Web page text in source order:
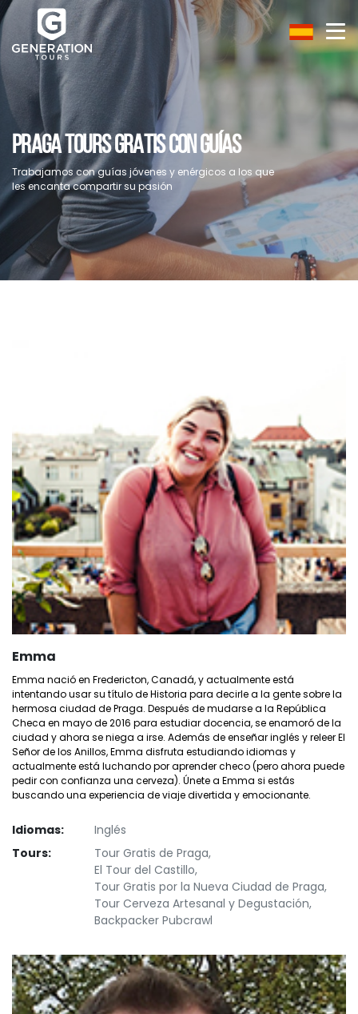
PRAGA TOURS GRATIS CON GUÍAS
Trabajamos con guías jóvenes y enérgicos a los que
les encanta compartir su pasión
Emma
Emma nació en Fredericton, Canadá, y actualmente está
intentando usar su título de Historia para decirle a la gente sobre la
hermosa ciudad de Praga. Después de mudarse a la República
Checa en mayo de 2016 para estudiar docencia, se enamoró de la
ciudad y ahora se niega a irse. Además de enseñar inglés y releer El
Señor de los Anillos, Emma disfruta estudiando idiomas y
actualmente está luchando por aprender checo (pero ahora puede
pedir con confianza una cerveza). Únete a Emma si estás
buscando una experiencia de viaje divertida y emocionante.
Idiomas:
Inglés
Tours:
Tour Gratis de Praga,
El Tour del Castillo,
Tour Gratis por la Nueva Ciudad de Praga,
Tour Cerveza Artesanal y Degustación,
Backpacker Pubcrawl